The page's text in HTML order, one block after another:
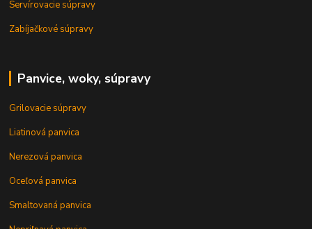
Servírovacie súpravy
Zabíjačkové súpravy
Panvice, woky, súpravy
Grilovacie súpravy
Liatinová panvica
Nerezová panvica
Oceľová panvica
Smaltovaná panvica